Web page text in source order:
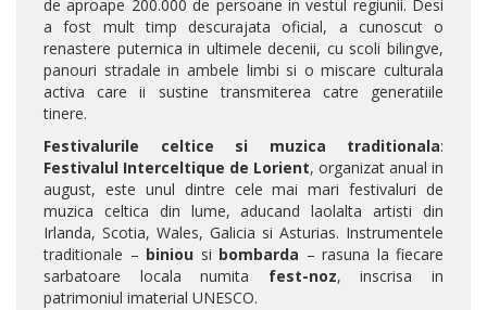
de aproape 200.000 de persoane in vestul regiunii. Desi
a fost mult timp descurajata oficial, a cunoscut o
renastere puternica in ultimele decenii, cu scoli bilingve,
panouri stradale in ambele limbi si o miscare culturala
activa care ii sustine transmiterea catre generatiile
tinere.
Festivalurile celtice si muzica traditionala:
Festivalul Interceltique de Lorient, organizat anual in
august, este unul dintre cele mai mari festivaluri de
muzica celtica din lume, aducand laolalta artisti din
Irlanda, Scotia, Wales, Galicia si Asturias. Instrumentele
traditionale – biniou si bombarda – rasuna la fiecare
sarbatoare locala numita fest-noz, inscrisa in
patrimoniul imaterial UNESCO.